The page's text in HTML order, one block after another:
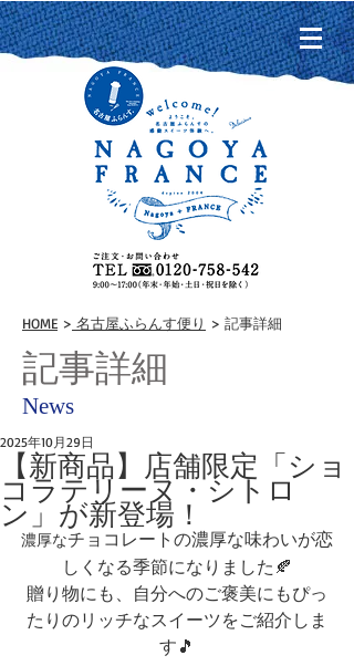
HOME > 名古屋ふらんす便り > 記事詳細
記事詳細
News
【新商品】店舗限定「ショ
コラテリーヌ・シトロ
ン」が新登場！
2025年10月29日
濃厚なチョコレートの濃厚な味わいが恋
しくなる季節になりました🍂
贈り物にも、自分へのご褒美にもぴっ
たりのリッチなスイーツをご紹介しま
す🎵